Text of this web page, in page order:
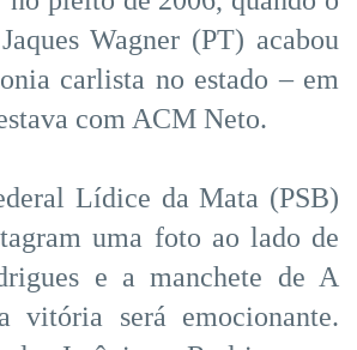
Wagner (PT) acabou
carlista no estado – em
com ACM Neto.
Lídice da Mata (PSB)
uma foto ao lado de
e a manchete de A
vitória será emocionante.